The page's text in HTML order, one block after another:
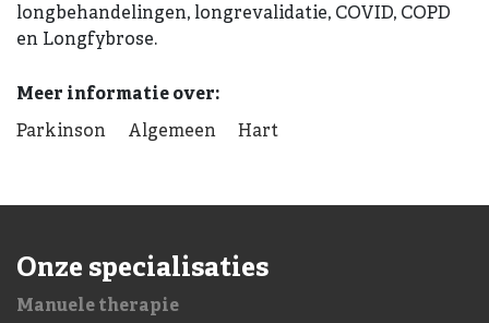
longbehandelingen, longrevalidatie, COVID, COPD
en Longfybrose.
Parkinson Algemeen Hart
Onze specialisaties
Manuele therapie